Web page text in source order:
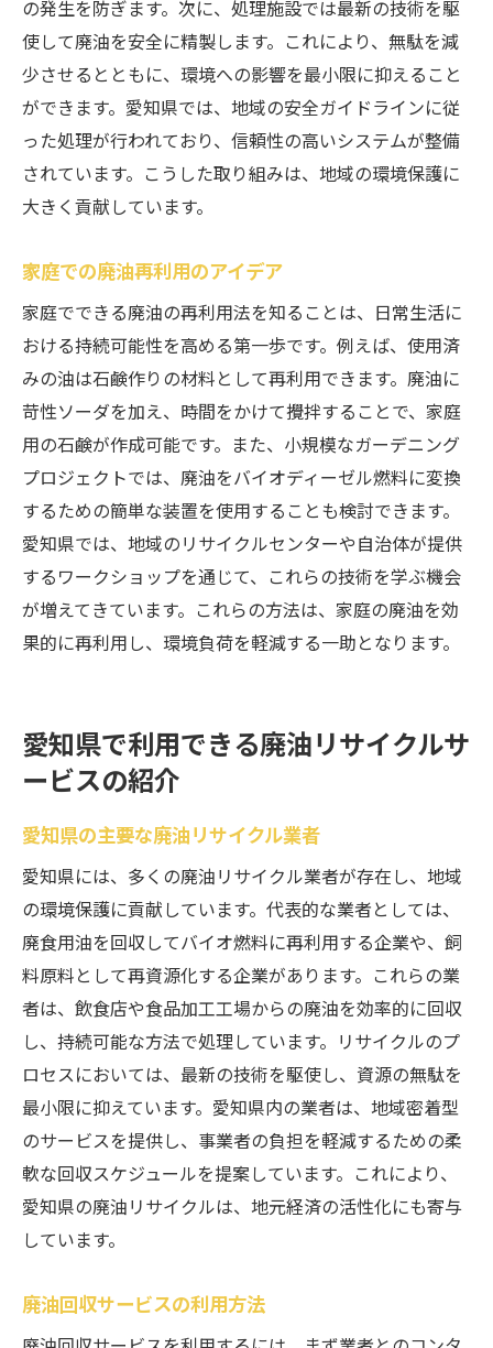
の発生を防ぎます。次に、処理施設では最新の技術を駆
使して廃油を安全に精製します。これにより、無駄を減
少させるとともに、環境への影響を最小限に抑えること
ができます。愛知県では、地域の安全ガイドラインに従
った処理が行われており、信頼性の高いシステムが整備
されています。こうした取り組みは、地域の環境保護に
大きく貢献しています。
家庭での廃油再利用のアイデア
家庭でできる廃油の再利用法を知ることは、日常生活に
おける持続可能性を高める第一歩です。例えば、使用済
みの油は石鹸作りの材料として再利用できます。廃油に
苛性ソーダを加え、時間をかけて攪拌することで、家庭
用の石鹸が作成可能です。また、小規模なガーデニング
プロジェクトでは、廃油をバイオディーゼル燃料に変換
するための簡単な装置を使用することも検討できます。
愛知県では、地域のリサイクルセンターや自治体が提供
するワークショップを通じて、これらの技術を学ぶ機会
が増えてきています。これらの方法は、家庭の廃油を効
果的に再利用し、環境負荷を軽減する一助となります。
愛知県で利用できる廃油リサイクルサ
ービスの紹介
愛知県の主要な廃油リサイクル業者
愛知県には、多くの廃油リサイクル業者が存在し、地域
の環境保護に貢献しています。代表的な業者としては、
廃食用油を回収してバイオ燃料に再利用する企業や、飼
料原料として再資源化する企業があります。これらの業
者は、飲食店や食品加工工場からの廃油を効率的に回収
し、持続可能な方法で処理しています。リサイクルのプ
ロセスにおいては、最新の技術を駆使し、資源の無駄を
最小限に抑えています。愛知県内の業者は、地域密着型
のサービスを提供し、事業者の負担を軽減するための柔
軟な回収スケジュールを提案しています。これにより、
愛知県の廃油リサイクルは、地元経済の活性化にも寄与
しています。
廃油回収サービスの利用方法